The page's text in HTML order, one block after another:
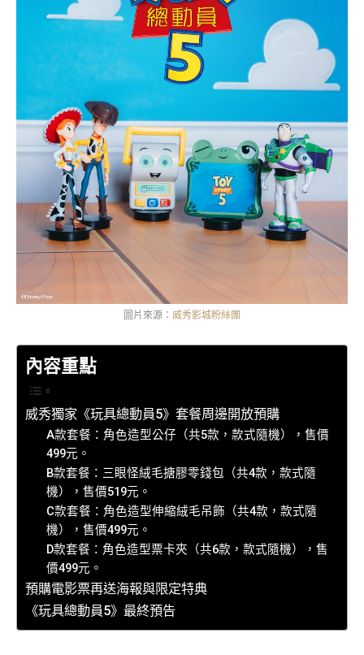
圖片來源： 威秀影城粉絲團
內容重點
威秀獨家《玩具總動員5》套餐周邊開放預購
A款套餐：角色造型公仔（共5款，款式隨機），售價
499元。
B款套餐：三眼怪絨毛搪膠零錢包（共4款，款式隨
機），售價519元。
C款套餐：角色造型伸縮絨毛吊飾（共4款，款式隨
機），售價499元。
D款套餐：角色造型票卡夾（共6款，款式隨機），售
價499元。
預購電影票再送海報與限定特典
《玩具總動員5》最終預告